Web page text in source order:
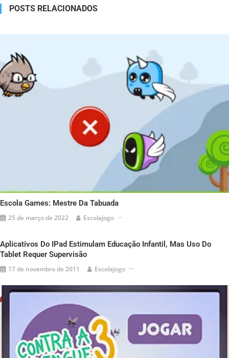
POSTS RELACIONADOS
Escola Games: Mestre Da Tabuada
25 de março de 2022 Escolajogo
Aplicativos Do IPad Estimulam Educação Infantil, Mas Uso Do
Tablet Requer Supervisão
17 de novembro de 2011 Escolajogo